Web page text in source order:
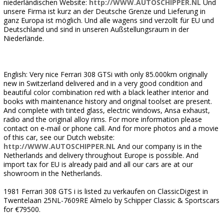
niederländischen Website: http://WWW.AUTOSCHIPPER.NL Und
unsere Firma ist kurz an der Deutsche Grenze und Lieferung in
ganz Europa ist möglich. Und alle wagens sind verzollt für EU und
Deutschland und sind in unseren Außstellungsraum in der
Niederlände.
English: Very nice Ferrari 308 GTSi with only 85.000km originally
new in Switzerland delivered and in a very good condition and
beautiful color combination red with a black leather interior and
books with maintenance history and original toolset are present.
And complete with tinted glass, electric windows, Ansa exhaust,
radio and the original alloy rims. For more information please
contact on e-mail or phone call. And for more photos and a movie
of this car, see our Dutch website:
http://WWW.AUTOSCHIPPER.NL And our company is in the
Netherlands and delivery throughout Europe is possible. And
import tax for EU is already paid and all our cars are at our
showroom in the Netherlands.
1981 Ferrari 308 GTS i is listed zu verkaufen on ClassicDigest in
Twentelaan 25NL-7609RE Almelo by Schipper Classic & Sportscars
for €79500.